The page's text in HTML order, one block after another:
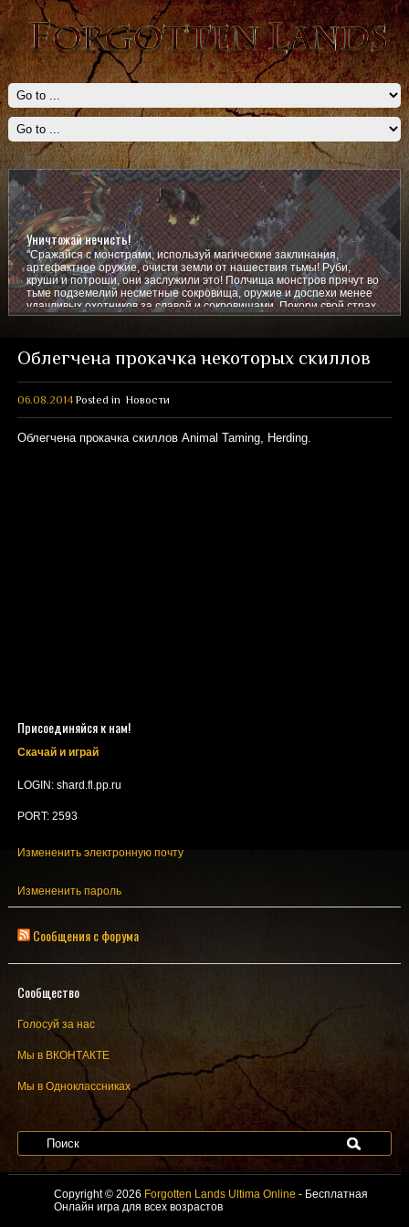
Уничтожай нечисть!
"Сражайся с монстрами, используй магические заклинания,
артефактное оружие, очисти земли от нашествия тьмы! Руби,
круши и потроши, они заслужили это! Полчища монстров прячут во
тьме подземелий несметные сокровища, оружие и доспехи менее
удачливых охотников за славой и сокровищами. Покори свой страх,
покажи им кто тут главный!
Облегчена прокачка некоторых скиллов
06.08.2014Posted in Новости
Облегчена прокачка скиллов Animal Taming, Herding.
Присоединяйся к нам!
Скачай и играй
LOGIN: shard.fl.pp.ru
PORT: 2593
Измененить электронную почту
Измененить пароль
Сообщения с форума
Сообщество
Голосуй за нас
Мы в ВКОНТАКТЕ
Мы в Одноклассниках
Copyright © 2026 Forgotten Lands Ultima Online - Бесплатная
Онлайн игра для всех возрастов